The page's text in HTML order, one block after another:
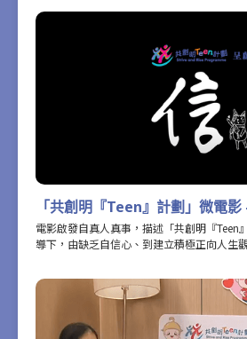
施，例如增加名額、團體活動種類。青年會
計劃，包括與友師互動、出席團體活動，獲
「共創明『Teen』計劃」微電影
電影啟發自真人真事，描述「共創明『Teen
導下，由缺乏自信心、到建立積極正向人生